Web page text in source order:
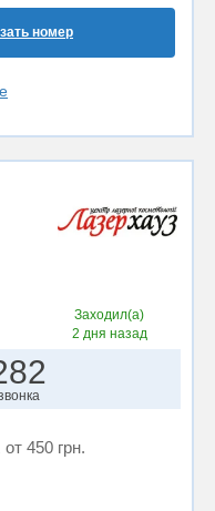
номер
Заходил(а)
2 дня назад
от 450 грн.